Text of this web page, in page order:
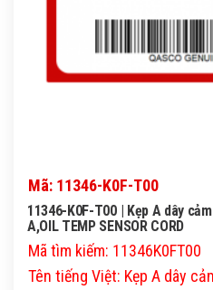
Mã: 11346-K0F-T00
11346-K0F-T00 | Kẹp A dây
A,OIL TEMP SENSOR CORD
Mã tìm kiếm: 11346K0FT00
Tên tiếng Việt: Kẹp A dây